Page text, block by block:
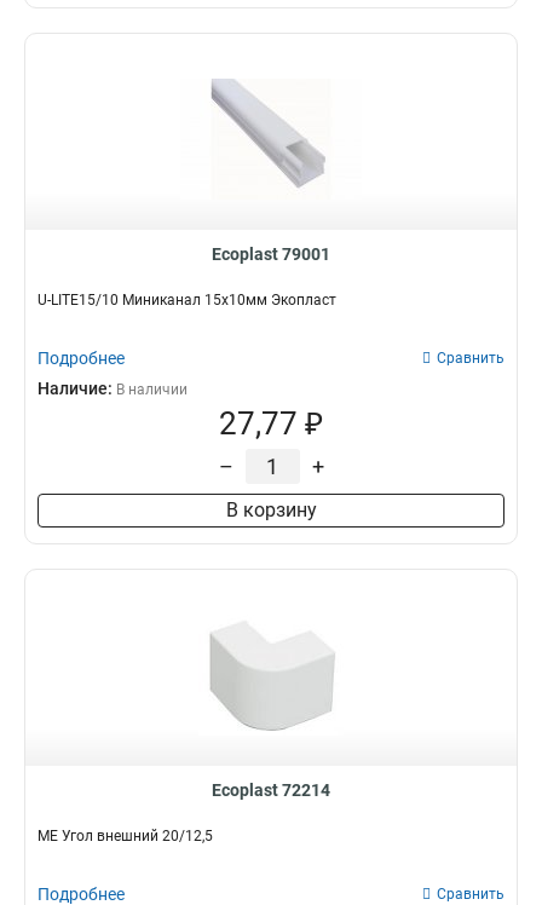
Ecoplast 79001
U-LITE15/10 Миниканал 15х10мм Экопласт
Подробнее Сравнить
Наличие: В наличии
27,77 ₽
– +
В корзину
Ecoplast 72214
ME Угол внешний 20/12,5
Подробнее Сравнить